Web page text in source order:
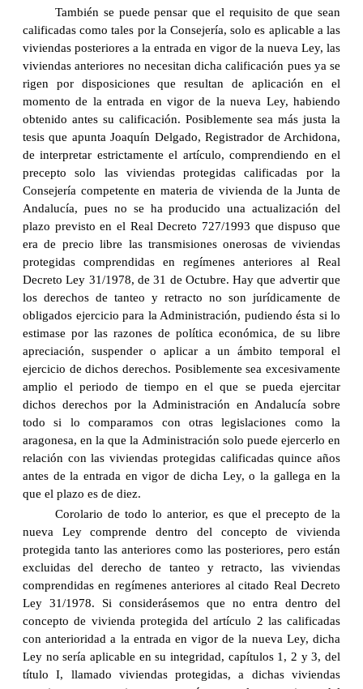
También se puede pensar que el requisito de que sean
calificadas como tales por la Consejería, solo es aplicable a las
viviendas posteriores a la entrada en vigor de la nueva Ley, las
viviendas anteriores no necesitan dicha calificación pues ya se
rigen por disposiciones que resultan de aplicación en el
momento de la entrada en vigor de la nueva Ley, habiendo
obtenido antes su calificación. Posiblemente sea más justa la
tesis que apunta Joaquín Delgado, Registrador de Archidona,
de interpretar estrictamente el artículo, comprendiendo en el
precepto solo las viviendas protegidas calificadas por la
Consejería competente en materia de vivienda de la Junta de
Andalucía, pues no se ha producido una actualización del
plazo previsto en el Real Decreto 727/1993 que dispuso que
era de precio libre las transmisiones onerosas de viviendas
protegidas comprendidas en regímenes anteriores al Real
Decreto Ley 31/1978, de 31 de Octubre. Hay que advertir que
los derechos de tanteo y retracto no son jurídicamente de
obligados ejercicio para la Administración, pudiendo ésta si lo
estimase por las razones de política económica, de su libre
apreciación, suspender o aplicar a un ámbito temporal el
ejercicio de dichos derechos. Posiblemente sea excesivamente
amplio el periodo de tiempo en el que se pueda ejercitar
dichos derechos por la Administración en Andalucía sobre
todo si lo comparamos con otras legislaciones como la
aragonesa, en la que la Administración solo puede ejercerlo en
relación con las viviendas protegidas calificadas quince años
antes de la entrada en vigor de dicha Ley, o la gallega en la
que el plazo es de diez.
Corolario de todo lo anterior, es que el precepto de la
nueva Ley comprende dentro del concepto de vivienda
protegida tanto las anteriores como las posteriores, pero están
excluidas del derecho de tanteo y retracto, las viviendas
comprendidas en regímenes anteriores al citado Real Decreto
Ley 31/1978. Si considerásemos que no entra dentro del
concepto de vivienda protegida del artículo 2 las calificadas
con anterioridad a la entrada en vigor de la nueva Ley, dicha
Ley no sería aplicable en su integridad, capítulos 1, 2 y 3, del
título I, llamado viviendas protegidas, a dichas viviendas